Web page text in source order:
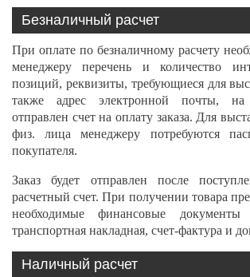
Безналичный расчет
При оплате по безналичному расчету
менеджеру перечень и количество
позиций, реквизиты, требующиеся для
также адрес электронной почты, на
отправлен счет на оплату заказа. Для
физ. лица менеджеру потребуются
покупателя.
Заказ будет отправлен после
расчетный счет. При получении товара
необходимые финансовые документы
транспортная накладная, счет-фактура и
Наличный расчет